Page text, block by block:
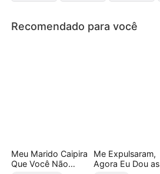
Recomendado para você
Meu Marido Caipira
Que Você Não
Me Expulsaram,
Agora Eu Dou as